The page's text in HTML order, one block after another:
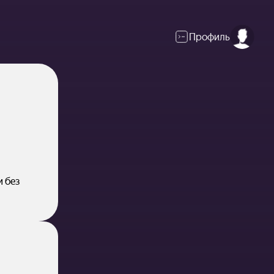
Профиль
без